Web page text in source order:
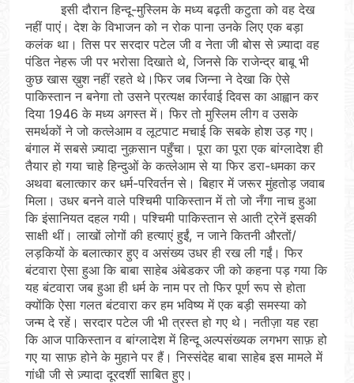
इसी दौरान हिन्दू-मुस्लिम के मध्य बढ़ती कटुता को वह देख
नहीं पाएं। देश के विभाजन को न रोक पाना उनके लिए एक बड़ा
कलंक था। तिस पर सरदार पटेल जी व नेता जी बोस से ज़्यादा वह
पंडित नेहरू जी पर भरोसा दिखाते थे, जिनसे कि राजेन्द्र बाबू भी
कुछ खास ख़ुश नहीं रहते थे।फिर जब जिन्ना ने देखा कि ऐसे
पाकिस्तान न बनेगा तो उसने प्रत्यक्ष कार्रवाई दिवस का आह्वान कर
दिया 1946 के मध्य अगस्त में। फिर तो मुस्लिम लीग व उसके
समर्थकों ने जो कत्लेआम व लूटपाट मचाई कि सबके होश उड़ गए।
बंगाल में सबसे ज़्यादा नुक़सान पहुँचा। पूरा का पूरा एक बांग्लादेश ही
तैयार हो गया चाहे हिन्दुओं के कत्लेआम से या फिर डरा-धमका कर
अथवा बलात्कार कर धर्म-परिवर्तन से। बिहार में जरूर मुंहतोड़ जवाब
मिला। उधर बनने वाले पश्चिमी पाकिस्तान में तो जो नँगा नाच हुआ
कि इंसानियत दहल गयी। पश्चिमी पाकिस्तान से आती ट्रेनें इसकी
साक्षी थीं। लाखों लोगों की हत्याएं हुईं, न जाने कितनी औरतों/
लड़कियों के बलात्कार हुए व असंख्य उधर ही रख ली गईं। फिर
बंटवारा ऐसा हुआ कि बाबा साहेब अंबेडकर जी को कहना पड़ गया कि
यह बंटवारा जब हुआ ही धर्म के नाम पर तो फिर पूर्ण रूप से होता
क्योंकि ऐसा गलत बंटवारा कर हम भविष्य में एक बड़ी समस्या को
जन्म दे रहें। सरदार पटेल जी भी त्रस्त हो गए थे। नतीज़ा यह रहा
कि आज पाकिस्तान व बांग्लादेश में हिन्दू अल्पसंख्यक लगभग साफ़ हो
गए या साफ़ होने के मुहाने पर हैं। निस्संदेह बाबा साहेब इस मामले में
गांधी जी से ज़्यादा दूरदर्शी साबित हुए।